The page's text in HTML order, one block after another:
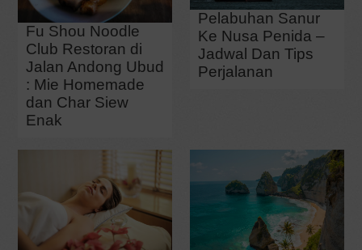
Fu Shou Noodle
Club Restoran di
Jalan Andong Ubud
: Mie Homemade
dan Char Siew
Enak
Pelabuhan Sanur
Ke Nusa Penida –
Jadwal Dan Tips
Perjalanan